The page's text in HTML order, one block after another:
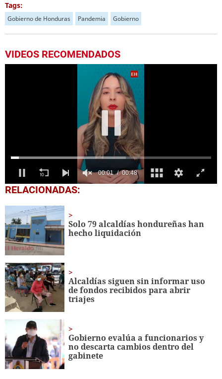
Tags:
Gobierno de Honduras Pandemia Gobierno
VIDEOS RECOMENDADOS
0
seconds
seconds
RELACIONADAS:
Solo 79 alcaldías hondureñas han
hecho liquidación
Alcaldías siguen sin informar uso
de fondos recibidos para abrir
triajes
Gobierno evalúa a funcionarios y
no descarta cambios dentro del
gabinete